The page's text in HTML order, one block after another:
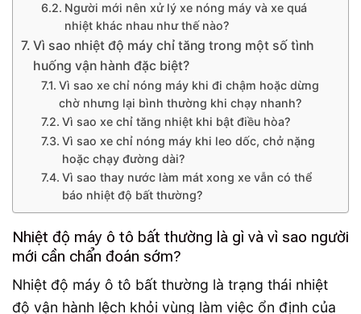
Người mới nên xử lý xe nóng máy và xe quá
nhiệt khác nhau như thế nào?
Vì sao nhiệt độ máy chỉ tăng trong một số tình
huống vận hành đặc biệt?
Vì sao xe chỉ nóng máy khi đi chậm hoặc dừng
chờ nhưng lại bình thường khi chạy nhanh?
Vì sao xe chỉ tăng nhiệt khi bật điều hòa?
Vì sao xe chỉ nóng máy khi leo dốc, chở nặng
hoặc chạy đường dài?
Vì sao thay nước làm mát xong xe vẫn có thể
báo nhiệt độ bất thường?
Nhiệt độ máy ô tô bất thường là gì và vì sao người
mới cần chẩn đoán sớm?
Nhiệt độ máy ô tô bất thường là trạng thái nhiệt
độ vận hành lệch khỏi vùng làm việc ổn định của